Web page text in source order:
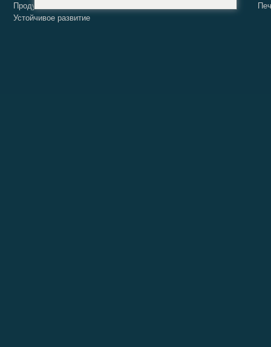
Продукты
Устойчивое развитие